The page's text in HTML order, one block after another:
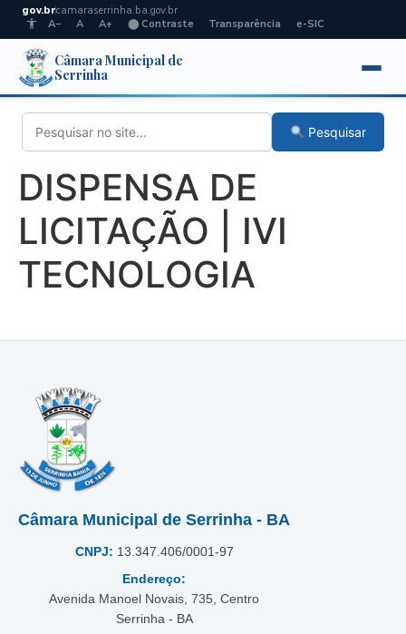
gov.brcamaraserrinha.ba.gov.br
A−
A A+ ⬤ Contraste Transparência e-SIC
Câmara Municipal de
Serrinha
Pesquisar
DISPENSA DE
LICITAÇÃO | IVI
TECNOLOGIA
Câmara Municipal de Serrinha - BA
CNPJ: 13.347.406/0001-97
Endereço:
Avenida Manoel Novais, 735, Centro
Serrinha - BA